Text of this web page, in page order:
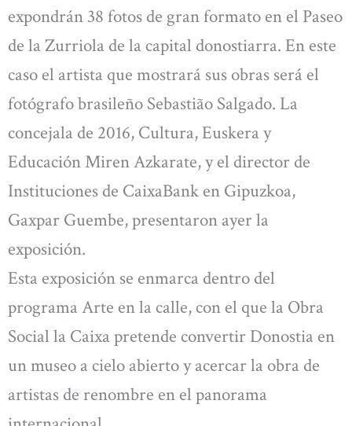
expondrán 38 fotos de gran formato en el Paseo
de la Zurriola de la capital donostiarra. En este
caso el artista que mostrará sus obras será el
fotógrafo brasileño Sebastião Salgado. La
concejala de 2016, Cultura, Euskera y
Educación Miren Azkarate, y el director de
Instituciones de CaixaBank en Gipuzkoa,
Gaxpar Guembe, presentaron ayer la
exposición.
Esta exposición se enmarca dentro del
programa Arte en la calle, con el que la Obra
Social la Caixa pretende convertir Donostia en
un museo a cielo abierto y acercar la obra de
artistas de renombre en el panorama